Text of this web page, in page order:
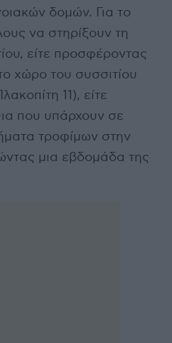
δομών. Για το
να στηρίξουν τη
είτε προσφέροντας
χώρο του συσσιτίου
11), είτε
που υπάρχουν σε
τροφίμων στην
μια εβδομάδα της